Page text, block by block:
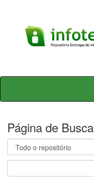
Skip
Página de Busca